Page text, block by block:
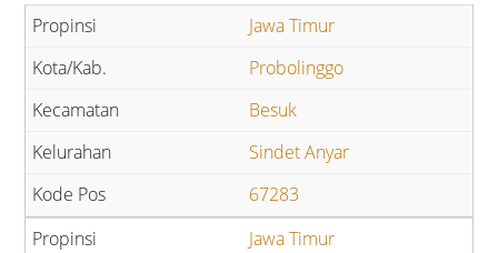
Jawa Timur
Probolinggo
Besuk
Sindet Anyar
67283
Jawa Timur